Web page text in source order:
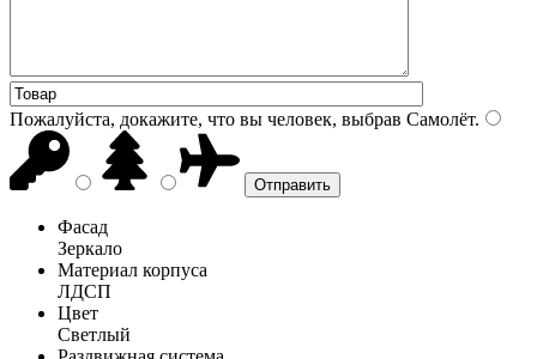
Пожалуйста, докажите, что вы человек, выбрав Самолёт.
Фасад
Зеркало
Материал корпуса
ЛДСП
Цвет
Светлый